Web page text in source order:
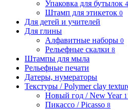
Упаковка для бутылок 4
Штамп для этикеток 0
Для детей и учителей
Для глины
Алфавитные наборы 0
Рельефные скалки 8
Штампы для мыла
Рельефные печати
Датеры, нумераторы
Текстуры / Polymer clay
Новый год / New Year
Пикассо / Picasso 8